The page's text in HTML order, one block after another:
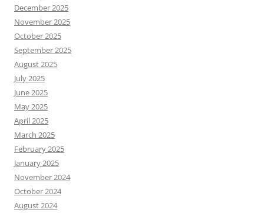
December 2025
November 2025
October 2025
September 2025
August 2025
July 2025
June 2025
May 2025
April 2025
March 2025
February 2025
January 2025
November 2024
October 2024
August 2024